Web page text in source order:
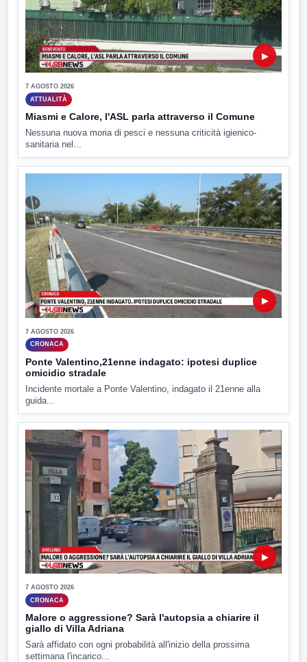
▶
7 AGOSTO 2026
ATTUALITÀ
Miasmi e Calore, l'ASL parla attraverso il Comune
Nessuna nuova moria di pesci e nessuna criticità igienico-
sanitaria nel...
▶
7 AGOSTO 2026
CRONACA
Ponte Valentino,21enne indagato: ipotesi duplice
omicidio stradale
Incidente mortale a Ponte Valentino, indagato il 21enne alla
guida...
▶
7 AGOSTO 2026
CRONACA
Malore o aggressione? Sarà l'autopsia a chiarire il
giallo di Villa Adriana
Sarà affidato con ogni probabilità all'inizio della prossima
settimana l'incarico...